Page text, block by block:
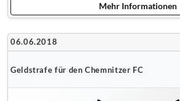
Mehr Informationen
06.06.2018
Geldstrafe für den Chemnitzer FC